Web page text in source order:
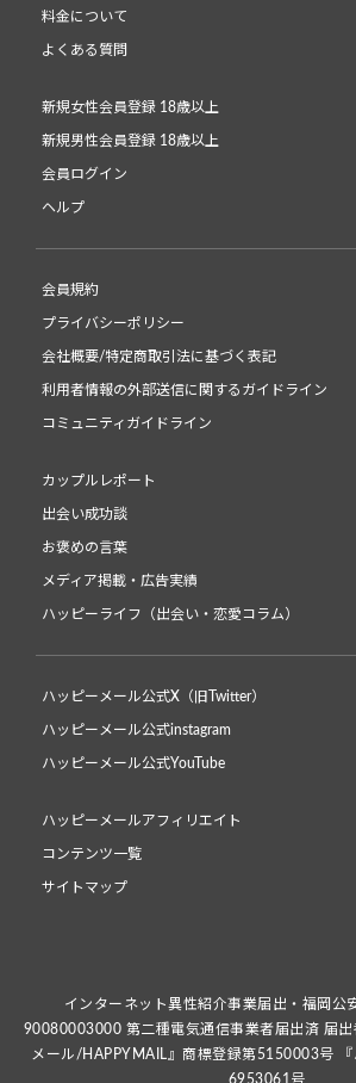
料金について
よくある質問
新規女性会員登録 18歳以上
新規男性会員登録 18歳以上
会員ログイン
ヘルプ
会員規約
プライバシーポリシー
会社概要/特定商取引法に基づく表記
利用者情報の外部送信に関するガイドライン
コミュニティガイドライン
カップルレポート
出会い成功談
お褒めの言葉
メディア掲載・広告実績
ハッピーライフ（出会い・恋愛コラム）
ハッピーメール公式X（旧Twitter）
ハッピーメール公式instagram
ハッピーメール公式YouTube
ハッピーメールアフィリエイト
コンテンツ一覧
サイトマップ
インターネット異性紹介事業届出・福岡公
90080003000 第二種電気通信事業者届出済 届
メール/HAPPYMAIL』商標登録第5150003号
6953061号